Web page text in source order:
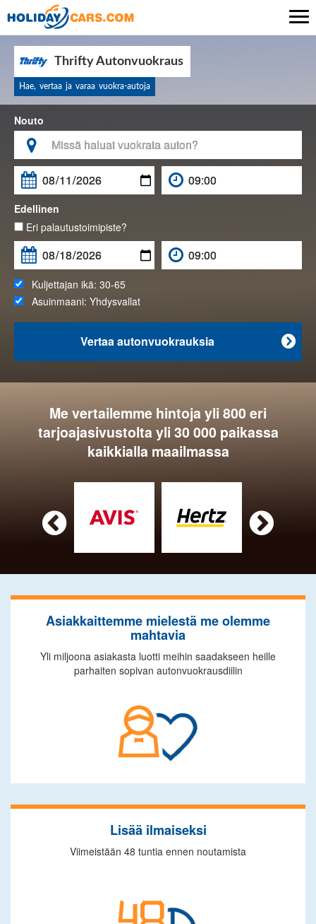
Thrifty Autonvuokraus
Hae, vertaa ja varaa vuokra-autoja
Nouto


Edellinen
Eri palautustoimipiste?
Kuljettajan ikä: 30-65
Asuinmaani: Yhdysvallat

Vertaa autonvuokrauksia
Me vertailemme hintoja yli 800 eri
tarjoajasivustolta yli 30 000 paikassa
kaikkialla maailmassa
 
Asiakkaittemme mielestä me olemme
mahtavia
Yli miljoona asiakasta luotti meihin saadakseen heille
parhaiten sopivan autonvuokrausdiilin
Lisää ilmaiseksi
Viimeistään 48 tuntia ennen noutamista